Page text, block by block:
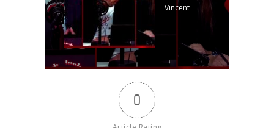
Vincent
André
Bercoff dans
Bercoff dans
0